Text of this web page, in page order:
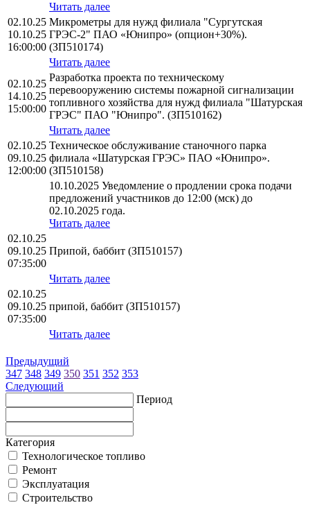
Читать далее
02.10.25
10.10.25
16:00:00
Микрометры для нужд филиала "Сургутская
ГРЭС-2" ПАО «Юнипро» (опцион+30%).
(ЗП510174)
Читать далее
02.10.25
14.10.25
15:00:00
Разработка проекта по техническому
перевооружению системы пожарной сигнализации
топливного хозяйства для нужд филиала "Шатурская
ГРЭС" ПАО "Юнипро". (ЗП510162)
Читать далее
02.10.25
09.10.25
12:00:00
Техническое обслуживание станочного парка
филиала «Шатурская ГРЭС» ПАО «Юнипро».
(ЗП510158)
10.10.2025 Уведомление о продлении срока подачи
предложений участников до 12:00 (мск) до
02.10.2025 года.
Читать далее
02.10.25
09.10.25
07:35:00
Припой, баббит (ЗП510157)
Читать далее
02.10.25
09.10.25
07:35:00
припой, баббит (ЗП510157)
Читать далее
Предыдущий
347 348 349 350 351 352 353
Следующий
Период
Категория
Технологическое топливо
Ремонт
Эксплуатация
Строительство